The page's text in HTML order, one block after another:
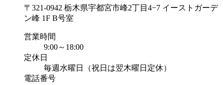
〒321-0942 栃木県宇都宮市峰2丁目4−7 イーストガーデ
ン峰 1F B号室
営業時間
9:00～18:00
定休日
毎週水曜日（祝日は翌木曜日定休）
電話番号